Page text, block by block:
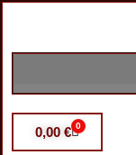
0,00 € 0